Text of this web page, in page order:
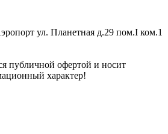
ул. Планетная д.29 пом.I ком.1
публичной офертой и носит
характер!